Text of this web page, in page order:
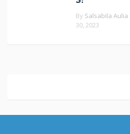
By Salsabila Aulia
30, 2023